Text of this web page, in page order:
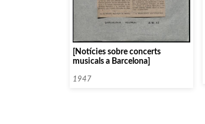
[Notícies sobre concerts
musicals a Barcelona]
1947